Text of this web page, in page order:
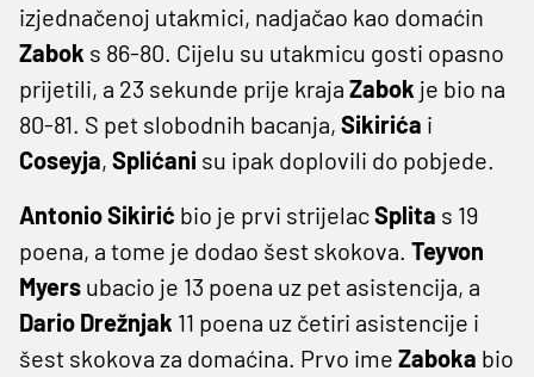
izjednačenoj utakmici, nadjačao kao domaćin
Zabok s 86-80. Cijelu su utakmicu gosti opasno
prijetili, a 23 sekunde prije kraja Zabok je bio na
80-81. S pet slobodnih bacanja, Sikirića i
Coseyja, Splićani su ipak doplovili do pobjede.
Antonio Sikirić bio je prvi strijelacSplita s 19
poena, a tome je dodao šest skokova. Teyvon
Myers ubacio je 13 poena uz pet asistencija, a
Dario Drežnjak 11 poena uz četiri asistencije i
šest skokova za domaćina. Prvo ime Zaboka bio